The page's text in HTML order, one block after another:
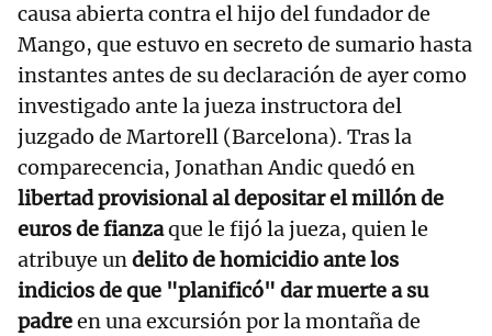
causa abierta contra el hijo del fundador de
Mango, que estuvo en secreto de sumario hasta
instantes antes de su declaración de ayer como
investigado ante la jueza instructora del
juzgado de Martorell (Barcelona). Tras la
comparecencia, Jonathan Andic quedó en
libertad provisional al depositar el millón de
euros de fianzaque le fijó la jueza, quien le
atribuye undelito de homicidio ante los
indicios de que "planificó" dar muerte a su
padreen una excursión por la montaña de